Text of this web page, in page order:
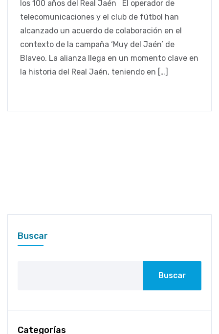
los 100 años del Real Jaén El operador de
telecomunicaciones y el club de fútbol han
alcanzado un acuerdo de colaboración en el
contexto de la campaña ‘Muy del Jaén’ de
Blaveo. La alianza llega en un momento clave en
la historia del Real Jaén, teniendo en […]
Buscar
Buscar
Categorías